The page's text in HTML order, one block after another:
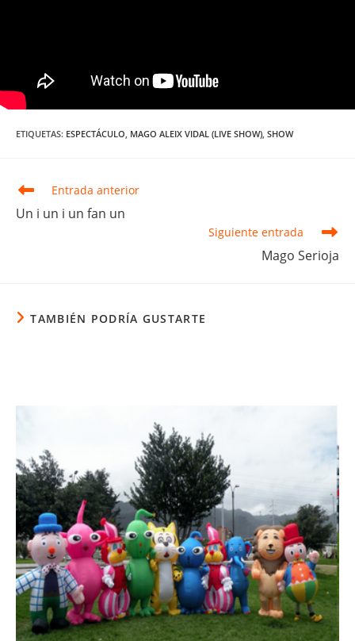
ETIQUETAS: ESPECTÁCULO MAGO ALEIX VIDAL (LIVE SHOW) SHOW
Leer
artículos
Entrada anterior
Un i un i un fan un
Siguiente entrada
Mago Serioja
TAMBIÉN PODRÍA GUSTARTE